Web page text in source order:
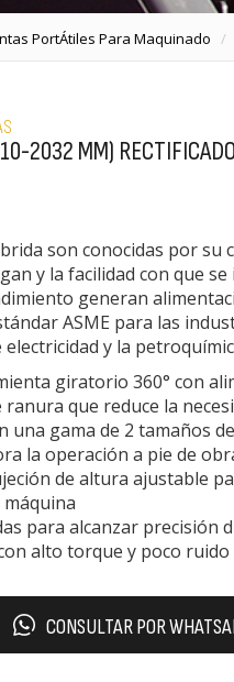
PortÁtiles Para Maquinado
2032 MM)
son conocidas por su
y la facilidad con que
generan
ASME para las
y la
giratorio 360° con
que reduce la
una gama de 2 tamaños
la operación a pie de
de altura ajustable
máquina
para alcanzar precisión
alto torque y poco ruido
CONSULTAR POR